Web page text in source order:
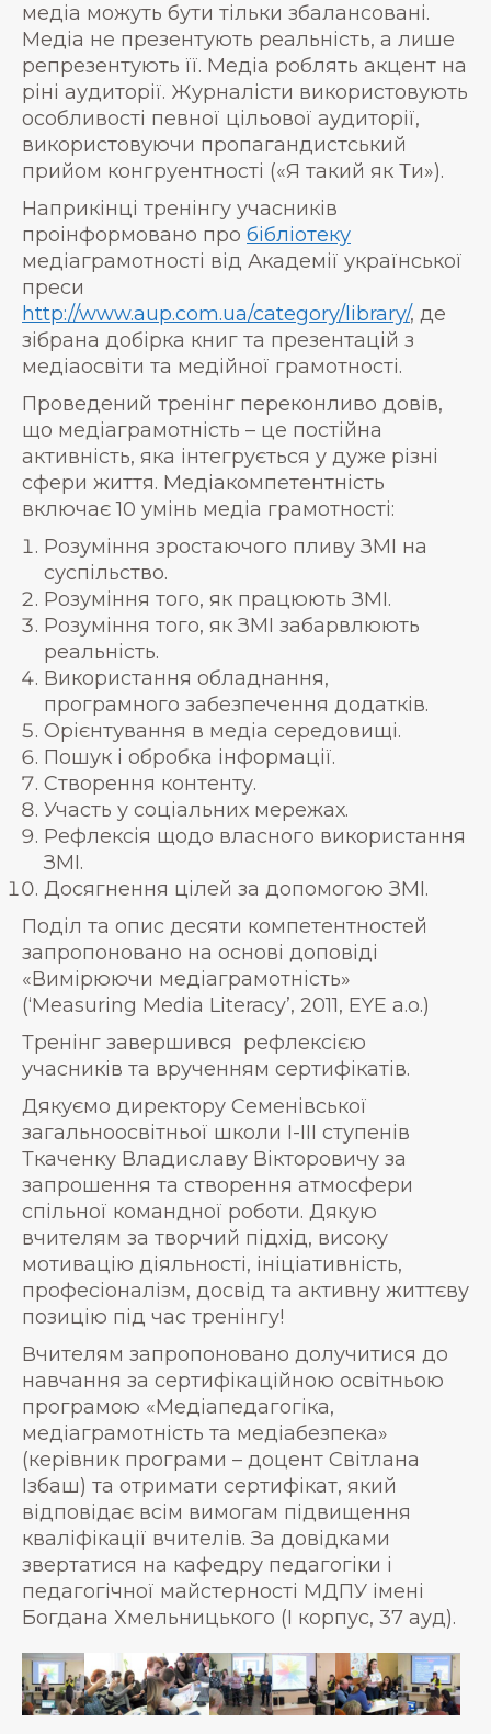
медіа можуть бути тільки збалансовані.
Медіа не презентують реальність, а лише
репрезентують її. Медіа роблять акцент на
ріні аудиторії. Журналісти використовують
особливості певної цільової аудиторії,
використовуючи пропагандистський
прийом конгруентності («Я такий як Ти»).
Наприкінці тренінгу учасників
проінформовано про бібліотеку
медіаграмотності від Академії української
преси
http://www.aup.com.ua/category/library/, де
зібрана добірка книг та презентацій з
медіаосвіти та медійної грамотності.
Проведений тренінг переконливо довів,
що медіаграмотність – це постійна
активність, яка інтегрується у дуже різні
сфери життя. Медіакомпетентність
включає 10 умінь медіа грамотності:
Розуміння зростаючого пливу ЗМІ на
суспільство.
Розуміння того, як працюють ЗМІ.
Розуміння того, як ЗМІ забарвлюють
реальність.
Використання обладнання,
програмного забезпечення додатків.
Орієнтування в медіа середовищі.
Пошук і обробка інформації.
Створення контенту.
Участь у соціальних мережах.
Рефлексія щодо власного використання
ЗМІ.
Досягнення цілей за допомогою ЗМІ.
Поділ та опис десяти компетентностей
запропоновано на основі доповіді
«Вимірюючи медіаграмотність»
(‘Measuring Media Literacy’, 2011, EYE a.o.)
Тренінг завершився рефлексією
учасників та врученням сертифікатів.
Дякуємо директору Семенівської
загальноосвітньої школи І-ІІІ ступенів
Ткаченку Владиславу Вікторовичу за
запрошення та створення атмосфери
спільної командної роботи. Дякую
вчителям за творчий підхід, високу
мотивацію діяльності, ініціативність,
професіоналізм, досвід та активну життєву
позицію під час тренінгу!
Вчителям запропоновано долучитися до
навчання за сертифікаційною освітньою
програмою «Медіапедагогіка,
медіаграмотність та медіабезпека»
(керівник програми – доцент Світлана
Ізбаш) та отримати сертифікат, який
відповідає всім вимогам підвищення
кваліфікації вчителів. За довідками
звертатися на кафедру педагогіки і
педагогічної майстерності МДПУ імені
Богдана Хмельницького (І корпус, 37 ауд).